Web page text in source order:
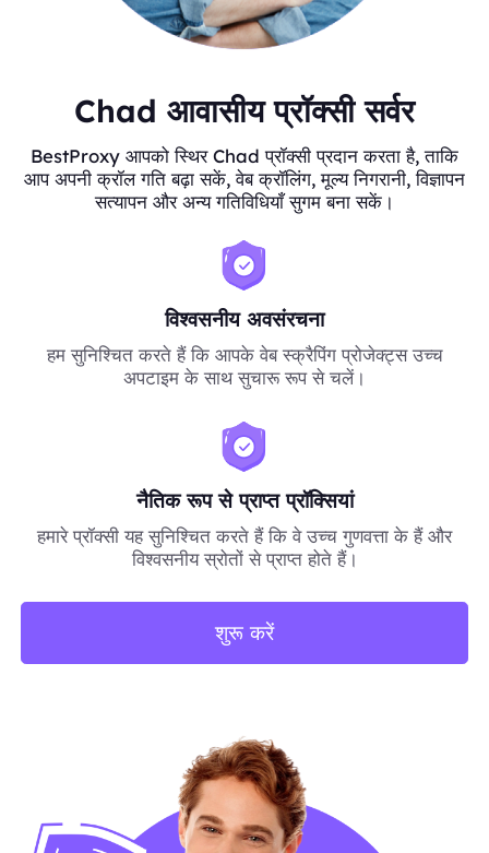
Chad आवासीय प्रॉक्सी सर्वर
BestProxy आपको स्थिर Chad प्रॉक्सी प्रदान करता है, ताकि
आप अपनी क्रॉल गति बढ़ा सकें, वेब क्रॉलिंग, मूल्य निगरानी, विज्ञापन
सत्यापन और अन्य गतिविधियाँ सुगम बना सकें।
विश्वसनीय अवसंरचना
हम सुनिश्चित करते हैं कि आपके वेब स्क्रैपिंग प्रोजेक्ट्स उच्च
अपटाइम के साथ सुचारू रूप से चलें।
नैतिक रूप से प्राप्त प्रॉक्सियां
हमारे प्रॉक्सी यह सुनिश्चित करते हैं कि वे उच्च गुणवत्ता के हैं और
विश्वसनीय स्रोतों से प्राप्त होते हैं।
शुरू करें